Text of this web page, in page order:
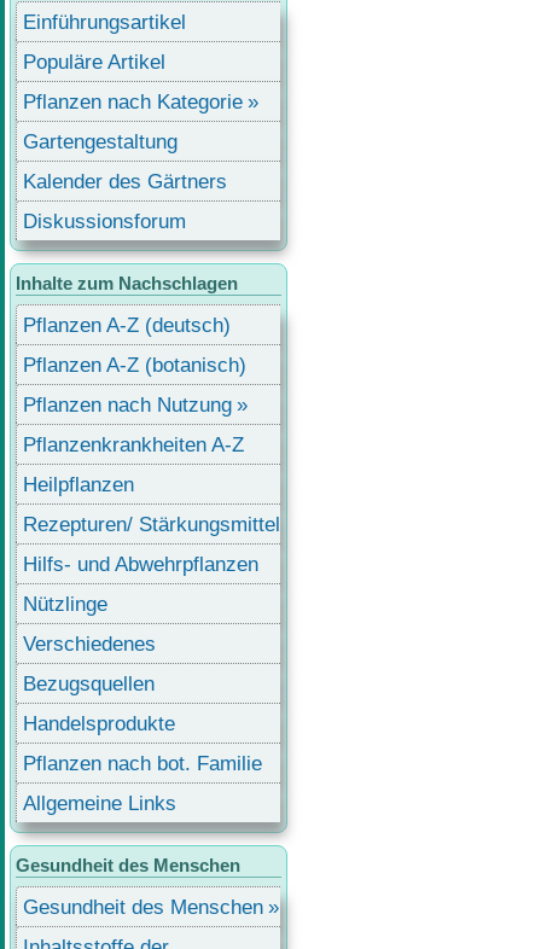
Einführungsartikel
Populäre Artikel
Pflanzen nach Kategorie
Gartengestaltung
Kalender des Gärtners
Diskussionsforum
Inhalte zum Nachschlagen
Pflanzen A-Z (deutsch)
Pflanzen A-Z (botanisch)
Pflanzen nach Nutzung
Pflanzenkrankheiten A-Z
Heilpflanzen
Rezepturen/ Stärkungsmittel
Hilfs- und Abwehrpflanzen
Nützlinge
Verschiedenes
Bezugsquellen
Handelsprodukte
Pflanzen nach bot. Familie
Allgemeine Links
Gesundheit des Menschen
Gesundheit des Menschen